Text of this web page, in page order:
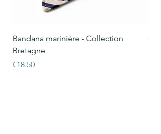
Bandana marinière - Collection
Bretagne
Price
€18.50
Price